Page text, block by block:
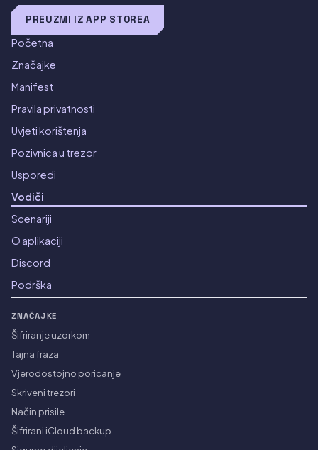
PREUZMI IZ APP STOREA
Početna
Značajke
Manifest
Pravila privatnosti
Uvjeti korištenja
Pozivnica u trezor
Usporedi
Vodiči
Scenariji
O aplikaciji
Discord
Podrška
ZNAČAJKE
Šifriranje uzorkom
Tajna fraza
Vjerodostojno poricanje
Skriveni trezori
Način prisile
Šifrirani iCloud backup